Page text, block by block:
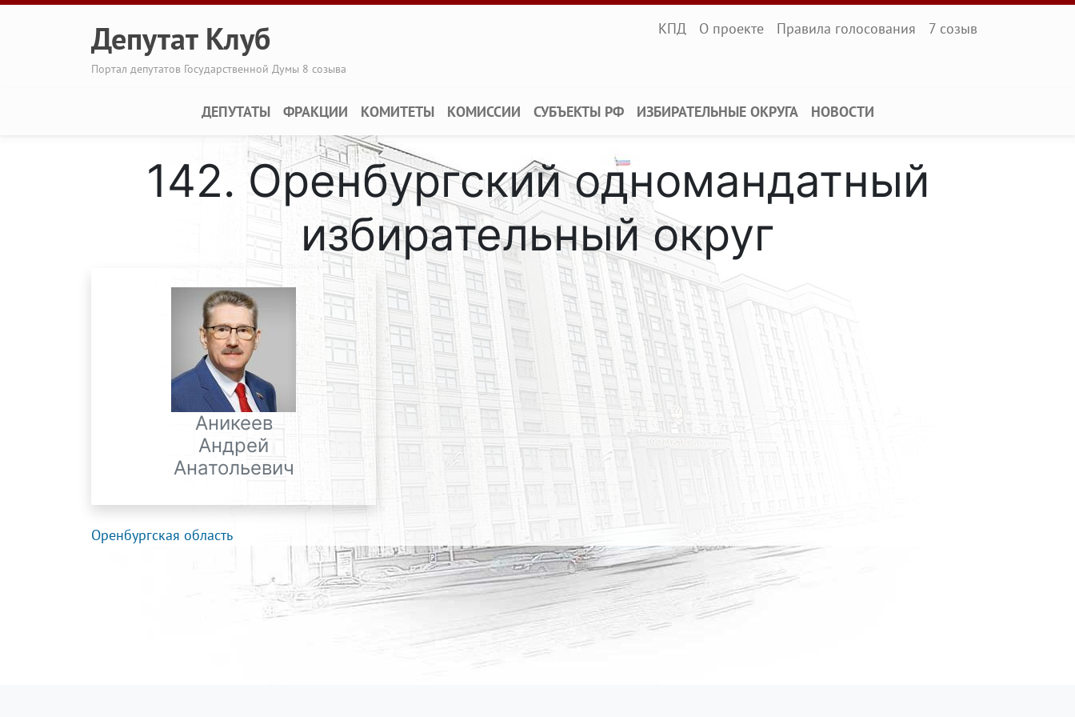
Перейти к основному содержанию
Депутат Клуб
Портал депутатов Государственной Думы 8 созыва
Infopanel
КПД О проекте Правила голосования 7 созыв
Main navigation
ДЕПУТАТЫ ФРАКЦИИ КОМИТЕТЫ КОМИССИИ СУБЪЕКТЫ РФ ИЗБИРАТЕЛЬНЫЕ ОКРУГА НОВОСТИ
142. Оренбургский одномандатный
избирательный округ
Аникеев
Андрей
Анатольевич
Оренбургская область